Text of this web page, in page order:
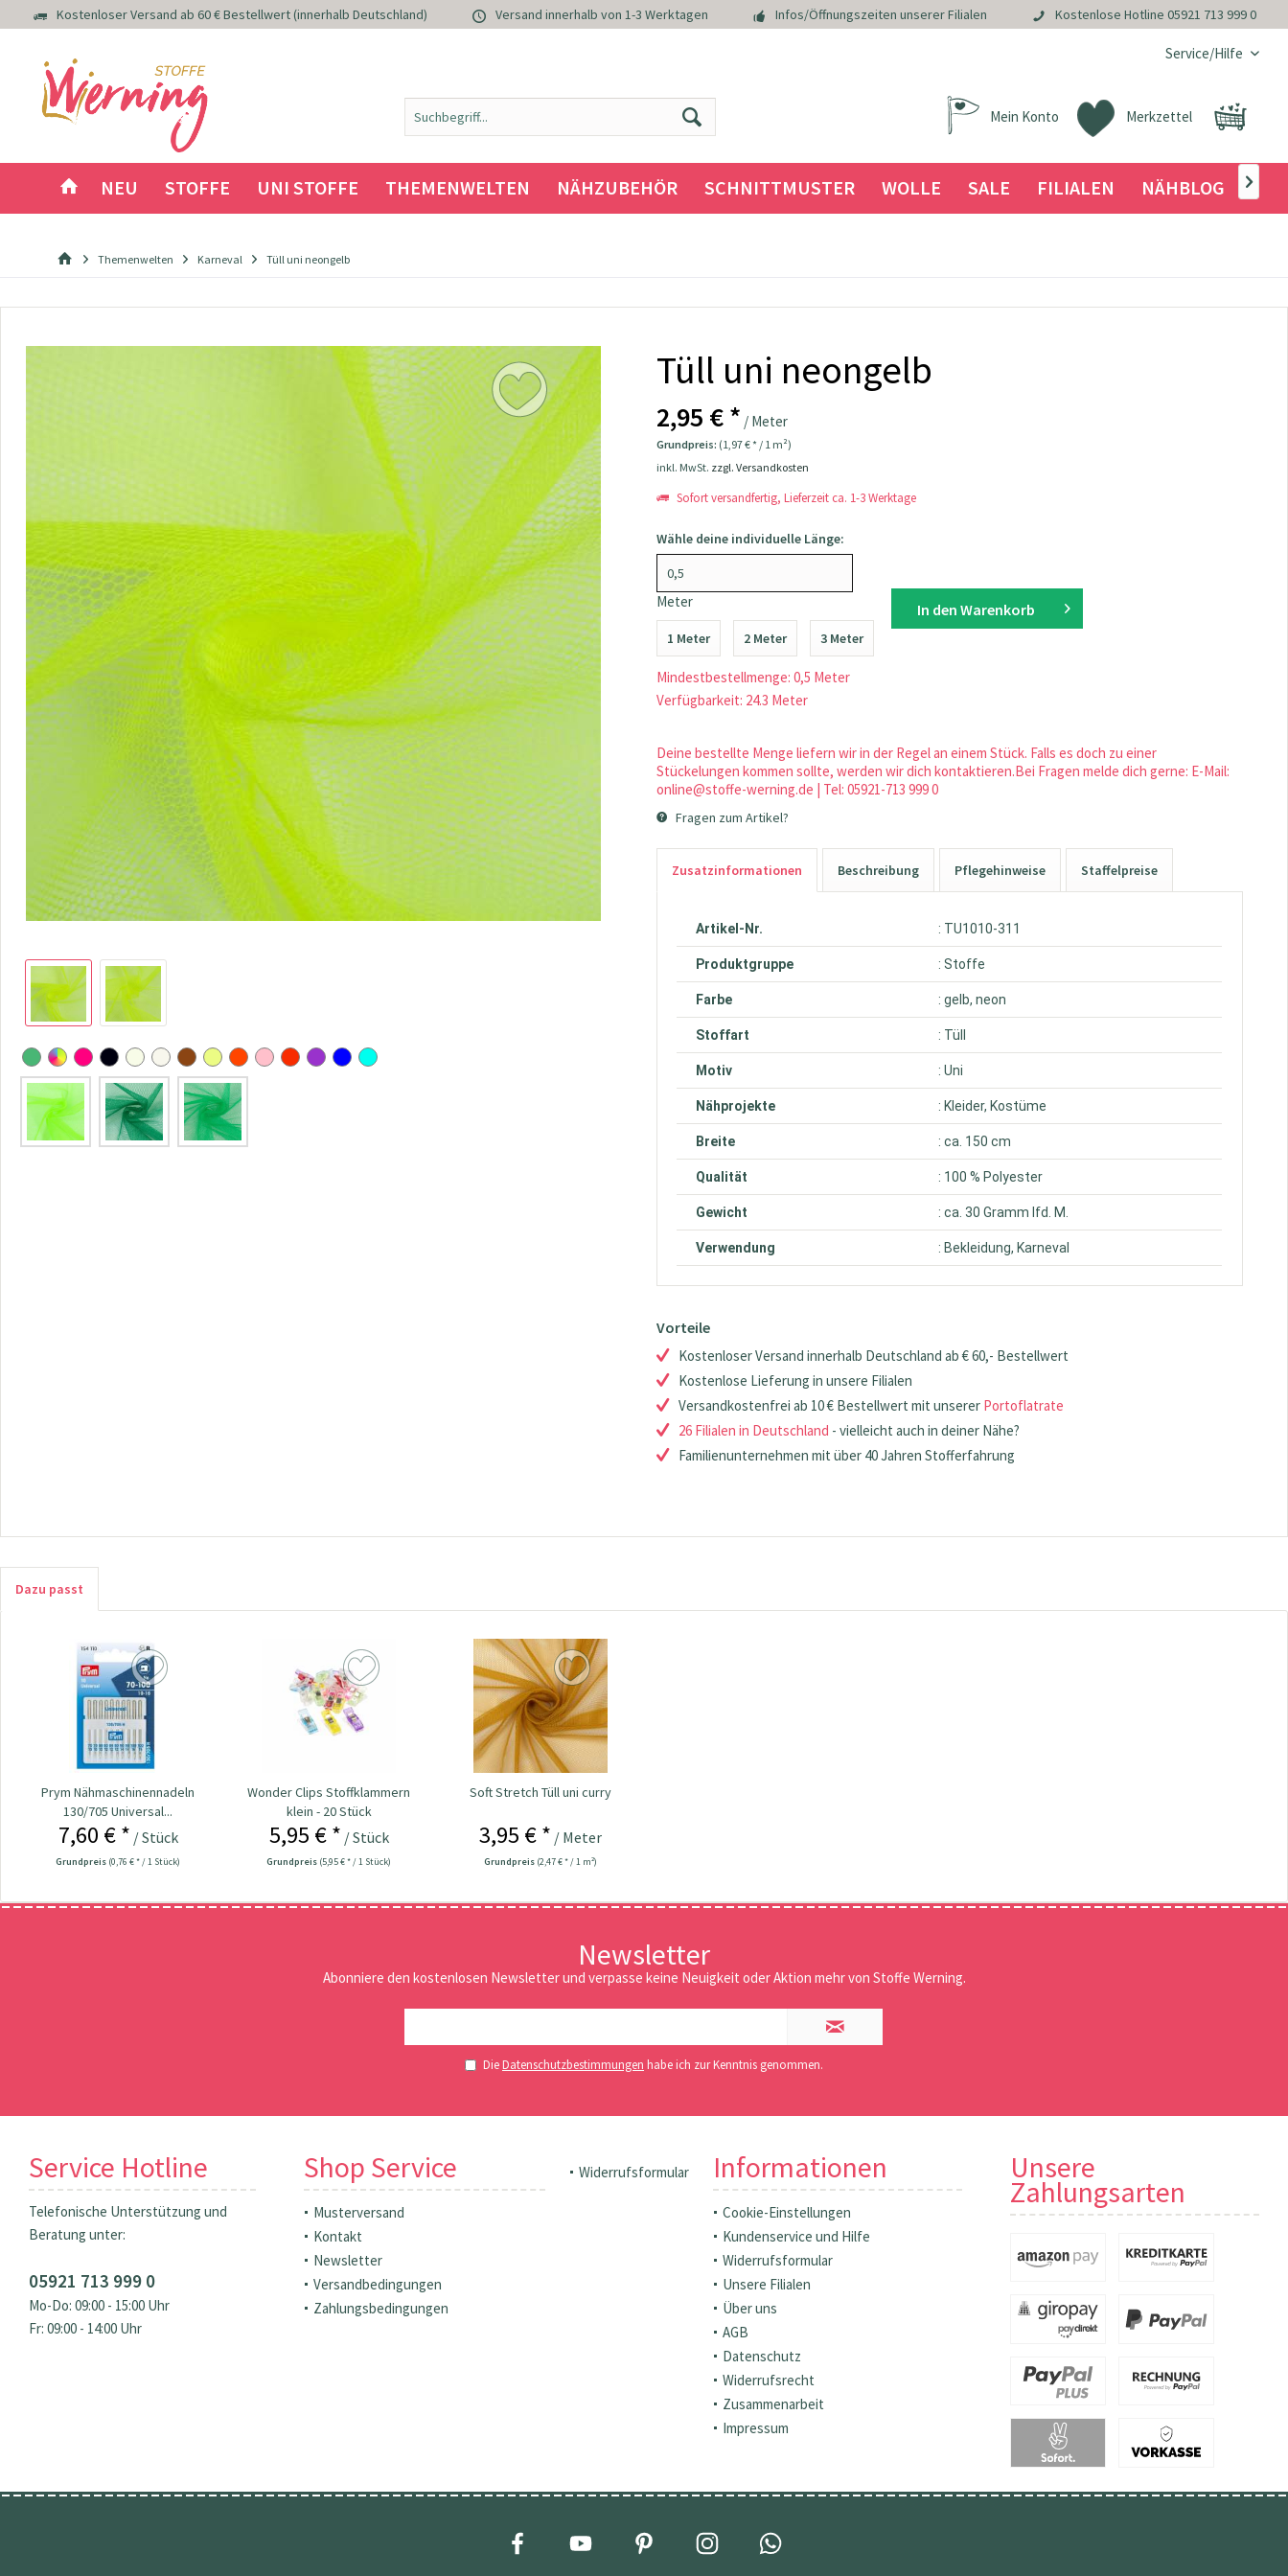
Kostenloser Versand ab 60 € Bestellwert (innerhalb Deutschland) Versand innerhalb von 1-3 Werktagen Infos/Öffnungszeiten unserer Filialen Kostenlose Hotline 05921 713 999 0
Service/Hilfe
Merkzettel
Mein Konto
NEU STOFFE UNI STOFFE THEMENWELTEN NÄHZUBEHÖR SCHNITTMUSTER WOLLE SALE FILIALEN NÄHBLOG 
Themenwelten Karneval Tüll uni neongelb
Tüll uni neongelb
2,95 € * / Meter
Grundpreis: (1,97 € * / 1 m²)
inkl. MwSt. zzgl. Versandkosten
Sofort versandfertig, Lieferzeit ca. 1-3 Werktage
Wähle deine individuelle Länge:
Meter
1 Meter 2 Meter 3 Meter
Mindestbestellmenge: 0,5 Meter
Verfügbarkeit: 24.3 Meter
In den Warenkorb
Deine bestellte Menge liefern wir in der Regel an einem Stück. Falls es doch zu einer
Stückelungen kommen sollte, werden wir dich kontaktieren.Bei Fragen melde dich gerne: E-Mail:
online@stoffe-werning.de | Tel: 05921-713 999 0
Fragen zum Artikel?
Zusatzinformationen Beschreibung Pflegehinweise Staffelpreise
Artikel-Nr. : TU1010-311
Produktgruppe : Stoffe
Farbe : gelb, neon
Stoffart : Tüll
Motiv : Uni
Nähprojekte : Kleider, Kostüme
Breite : ca. 150 cm
Qualität : 100 % Polyester
Gewicht : ca. 30 Gramm lfd. M.
Verwendung : Bekleidung, Karneval
Vorteile
Kostenloser Versand innerhalb Deutschland ab € 60,- Bestellwert
Kostenlose Lieferung in unsere Filialen
Versandkostenfrei ab 10 € Bestellwert mit unserer Portoflatrate
26 Filialen in Deutschland - vielleicht auch in deiner Nähe?
Familienunternehmen mit über 40 Jahren Stofferfahrung
Dazu passt
Prym Nähmaschinennadeln
130/705 Universal...
7,60 € * / Stück
Grundpreis (0,76 € * / 1 Stück)
Wonder Clips Stoffklammern
klein - 20 Stück
5,95 € * / Stück
Grundpreis (5,95 € * / 1 Stück)
Soft Stretch Tüll uni curry
3,95 € * / Meter
Grundpreis (2,47 € * / 1 m²)
Newsletter
Abonniere den kostenlosen Newsletter und verpasse keine Neuigkeit oder Aktion mehr von Stoffe Werning.
DieDatenschutzbestimmungen habe ich zur Kenntnis genommen.
Service Hotline
Telefonische Unterstützung und
Beratung unter:
05921 713 999 0
Mo-Do: 09:00 - 15:00 Uhr
Fr: 09:00 - 14:00 Uhr
Shop Service
Musterversand
Kontakt
Newsletter
Versandbedingungen
Zahlungsbedingungen
Widerrufsformular Informationen
Cookie-Einstellungen
Kundenservice und Hilfe
Widerrufsformular
Unsere Filialen
Über uns
AGB
Datenschutz
Widerrufsrecht
Zusammenarbeit
Impressum
Unsere
Zahlungsarten